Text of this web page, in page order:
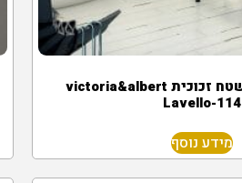
ארון אמבטיה משטח זכוכית victoria&albert
Lavello-114
מידע נוסף